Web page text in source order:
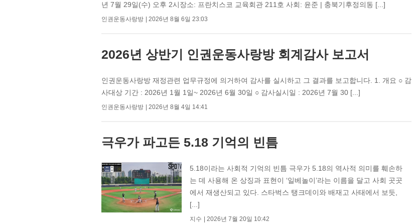
년 7월 29일(수) 오후 2시장소: 프란치스코 교육회관 211호 사회: 윤준 | 충북기후정의동 [...]
인권운동사랑방 2026년 8월 6일 23:03
2026년 상반기 인권운동사랑방 회계감사 보고서
인권운동사랑방 재정관련 업무규정에 의거하여 감사를 실시하고 그 결과를 보고합니다. 1. 개요 ○ 감
사대상 기간 : 2026년 1월 1일~ 2026년 6월 30일 ○ 감사실시일 : 2026년 7월 30 [...]
인권운동사랑방 2026년 8월 4일 14:41
극우가 파고든 5.18 기억의 빈틈
5.18이라는 사회적 기억의 빈틈 극우가 5.18의 역사적 의미를 훼손하
는 데 사용해 온 상징과 표현이 ‘일베놀이’라는 이름을 달고 사회 곳곳
에서 재생산되고 있다. 스타벅스 탱크데이와 배재고 사태에서 보듯,
[...]
지수 2026년 7월 20일 10:42